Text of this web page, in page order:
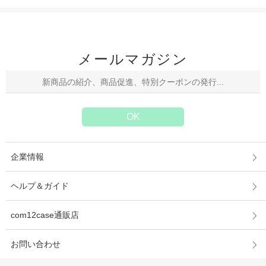
メールマガジン
企業情報
ヘルプ＆ガイド
com12case通販店
お問い合わせ